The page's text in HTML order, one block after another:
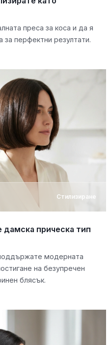
преса за коса и да я
перфектни резултати.
Стилизиране
прическа тип
модерната
на безупречен
блясък.